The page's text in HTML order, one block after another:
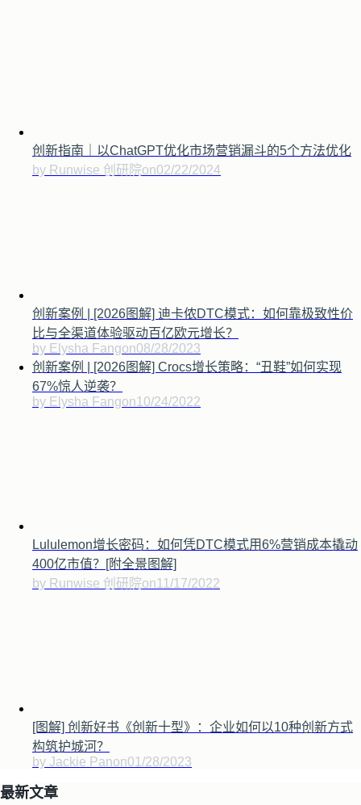
创新指南｜以ChatGPT优化市场营销漏斗的5个方法优化
by Runwise 创研院on02/22/2024
创新案例 | [2026图解] 迪卡侬DTC模式：如何靠极致性价
比与全渠道体验驱动百亿欧元增长？
by Elysha Fangon08/28/2023
创新案例 | [2026图解] Crocs增长策略：“丑鞋”如何实现
67%惊人逆袭？
by Elysha Fangon10/24/2022
Lululemon增长密码：如何凭DTC模式用6%营销成本撬动
400亿市值？[附全景图解]
by Runwise 创研院on11/17/2022
[图解] 创新好书《创新十型》：企业如何以10种创新方式
构筑护城河？
by Jackie Panon01/28/2023
最新文章